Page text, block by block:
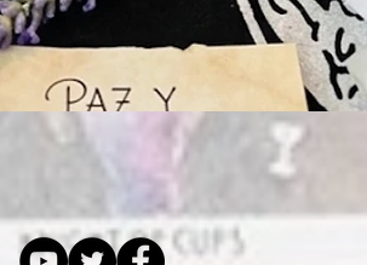
Quick View